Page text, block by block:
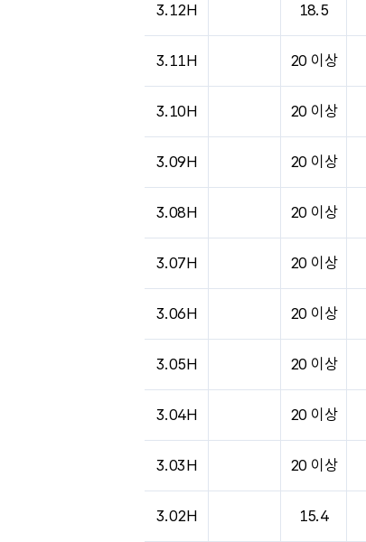
3.12H 18.5
3.11H 20 이상
3.10H 20 이상
3.09H 20 이상
3.08H 20 이상
3.07H 20 이상
3.06H 20 이상
3.05H 20 이상
3.04H 20 이상
3.03H 20 이상
3.02H 15.4